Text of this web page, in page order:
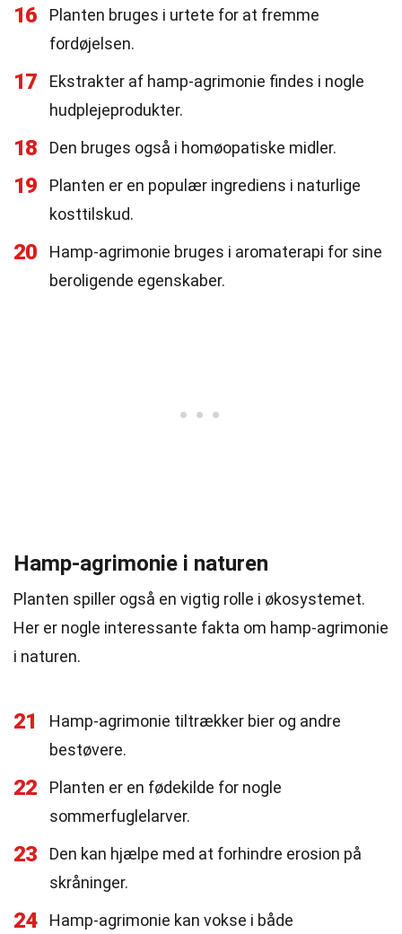
16
Planten bruges i urtete for at fremme
fordøjelsen.
17
Ekstrakter af hamp-agrimonie findes i nogle
hudplejeprodukter.
18 Den bruges også i homøopatiske midler.
19
Planten er en populær ingrediens i naturlige
kosttilskud.
20
Hamp-agrimonie bruges i aromaterapi for sine
beroligende egenskaber.
Hamp-agrimonie i naturen
Planten spiller også en vigtig rolle i økosystemet.
Her er nogle interessante fakta om hamp-agrimonie
i naturen.
21
Hamp-agrimonie tiltrækker bier og andre
bestøvere.
22
Planten er en fødekilde for nogle
sommerfuglelarver.
23
Den kan hjælpe med at forhindre erosion på
skråninger.
24
Hamp-agrimonie kan vokse i både